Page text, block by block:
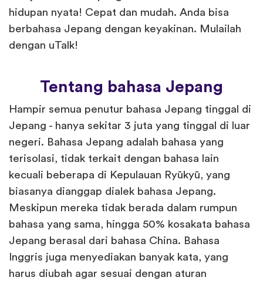
hidupan nyata! Cepat dan mudah. Anda bisa
berbahasa Jepang dengan keyakinan. Mulailah
dengan uTalk!
Tentang bahasa Jepang
Hampir semua penutur bahasa Jepang tinggal di
Jepang - hanya sekitar 3 juta yang tinggal di luar
negeri. Bahasa Jepang adalah bahasa yang
terisolasi, tidak terkait dengan bahasa lain
kecuali beberapa di Kepulauan Ryūkyū, yang
biasanya dianggap dialek bahasa Jepang.
Meskipun mereka tidak berada dalam rumpun
bahasa yang sama, hingga 50% kosakata bahasa
Jepang berasal dari bahasa China. Bahasa
Inggris juga menyediakan banyak kata, yang
harus diubah agar sesuai dengan aturan